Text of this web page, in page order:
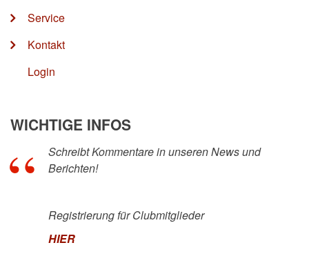
Service
Kontakt
Login
WICHTIGE INFOS
Schreibt Kommentare in unseren News und
Berichten!
Registrierung für Clubmitglieder
HIER